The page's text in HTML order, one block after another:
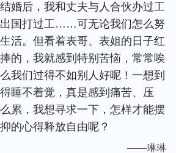
婚后，我和丈夫与人合伙办过工
国打过工……可无论我们怎么努
活。但看着表哥、表姐的日子红
的，我就感到特别苦恼，常常唉
我们过得不如别人好呢！一想到
睡不着觉，真是感到痛苦、压
累，我想寻求一下，怎样才能摆
的心得释放自由呢？
——琳琳